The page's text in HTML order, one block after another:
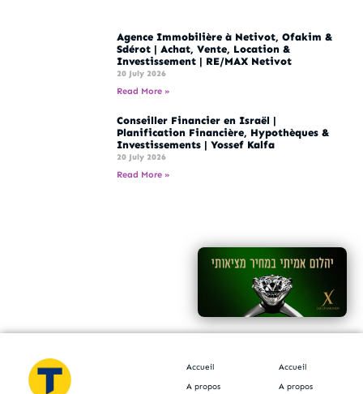
Agence Immobilière à Netivot, Ofakim &
Sdérot | Achat, Vente, Location &
Investissement | RE/MAX Netivot
20 July 2026
Read More »
Conseiller Financier en Israël |
Planification Financière, Hypothèques &
Investissements | Yossef Kalfa
20 July 2026
Read More »
Accueil
A propos
Accueil
A propos